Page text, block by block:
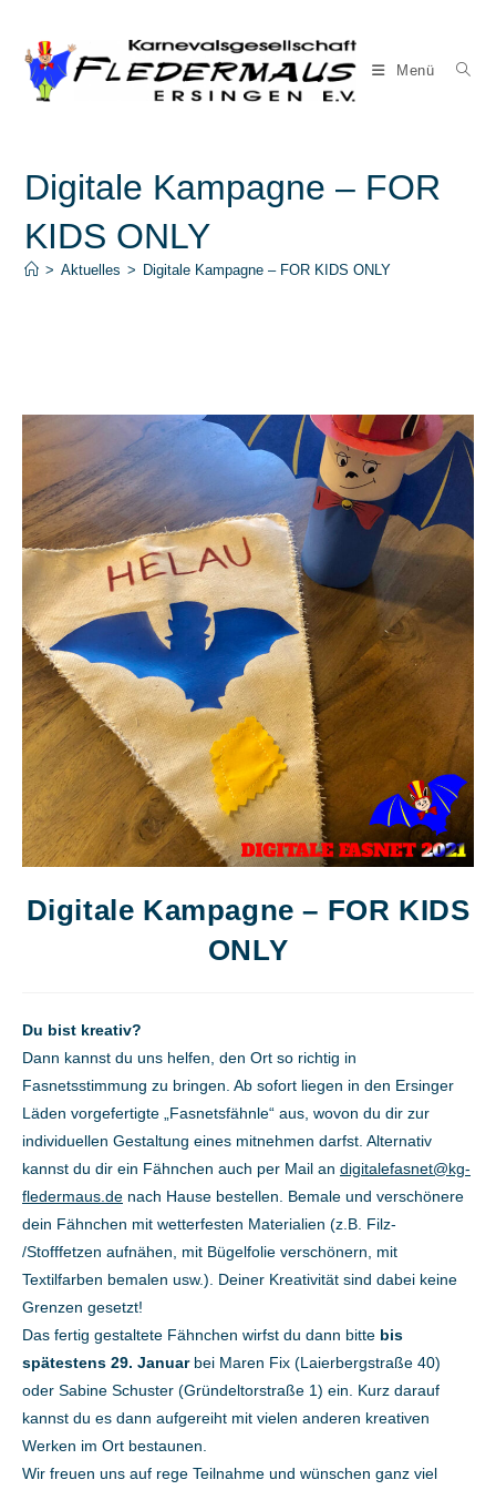
springen
Menü
Digitale Kampagne – FOR
KIDS ONLY
> Aktuelles > Digitale Kampagne – FOR KIDS ONLY
Digitale Kampagne – FOR KIDS
ONLY
Du bist kreativ?
Dann kannst du uns helfen, den Ort so richtig in
Fasnetsstimmung zu bringen. Ab sofort liegen in den Ersinger
Läden vorgefertigte „Fasnetsfähnle“ aus, wovon du dir zur
individuellen Gestaltung eines mitnehmen darfst. Alternativ
kannst du dir ein Fähnchen auch per Mail an digitalefasnet@kg-
fledermaus.de nach Hause bestellen. Bemale und verschönere
dein Fähnchen mit wetterfesten Materialien (z.B. Filz-
/Stofffetzen aufnähen, mit Bügelfolie verschönern, mit
Textilfarben bemalen usw.). Deiner Kreativität sind dabei keine
Grenzen gesetzt!
Das fertig gestaltete Fähnchen wirfst du dann bitte bis
spätestens 29. Januar bei Maren Fix (Laierbergstraße 40)
oder Sabine Schuster (Gründeltorstraße 1) ein. Kurz darauf
kannst du es dann aufgereiht mit vielen anderen kreativen
Werken im Ort bestaunen.
Wir freuen uns auf rege Teilnahme und wünschen ganz viel